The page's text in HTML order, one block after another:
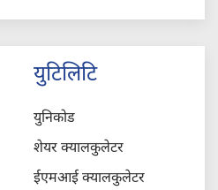
युटिलिटि
युनिकोड
शेयर क्यालकुलेटर
ईएमआई क्यालकुलेटर